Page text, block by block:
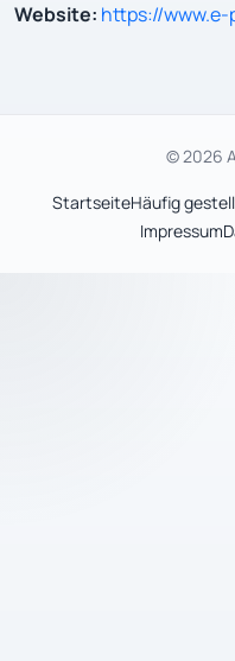
Website: https://www.e-
© 2026
StartseiteHäufig
Impressum